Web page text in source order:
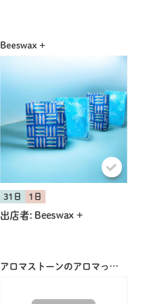
Beeswax +
31日 1日
出店者: Beeswax +
アロマストーンのアロマっくま